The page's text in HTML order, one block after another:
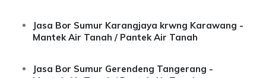
Jasa Bor Sumur Karangjaya krwng Karawang -
Mantek Air Tanah / Pantek Air Tanah
Jasa Bor Sumur Gerendeng Tangerang -